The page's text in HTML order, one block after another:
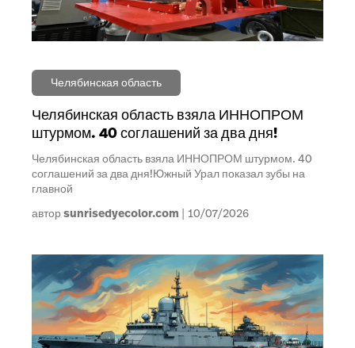
Челябинская область
Челябинская область взяла ИННОПРОМ
штурмом. 40 соглашений за два дня!
Челябинская область взяла ИННОПРОМ штурмом. 40
соглашений за два дня!Южный Урал показал зубы на
главной
авторsunrisedyecolor.com 10/07/2026